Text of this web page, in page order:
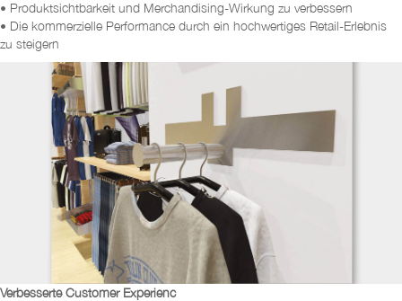
• Produktsichtbarkeit und Merchandising-Wirkung zu verbessern
• Die kommerzielle Performance durch ein hochwertiges Retail-Erlebnis
zu steigern
Verbesserte Customer Experienc